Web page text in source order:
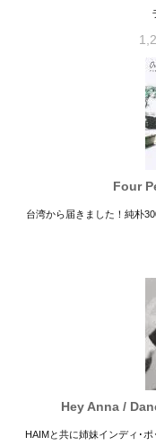
Four
台湾から届きました！純朴
Hey Anna /
HAIMと共に姉妹インディ･